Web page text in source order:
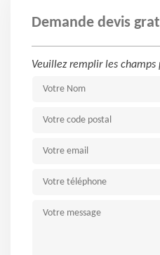
Demande devis
Veuillez remplir les